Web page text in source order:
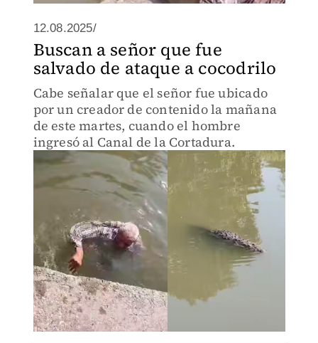
12.08.2025/
Buscan a señor que fue
salvado de ataque a cocodrilo
Cabe señalar que el señor fue ubicado
por un creador de contenido la mañana
de este martes, cuando el hombre
ingresó al Canal de la Cortadura.